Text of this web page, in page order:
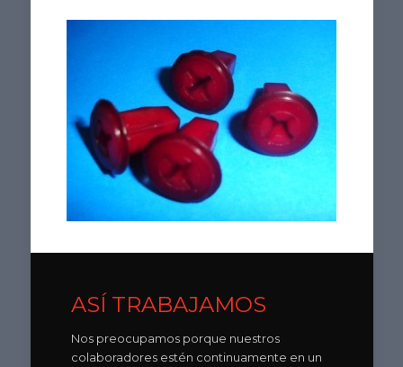
ASÍ TRABAJAMOS
Nos preocupamos porque nuestros
colaboradores estén continuamente en un